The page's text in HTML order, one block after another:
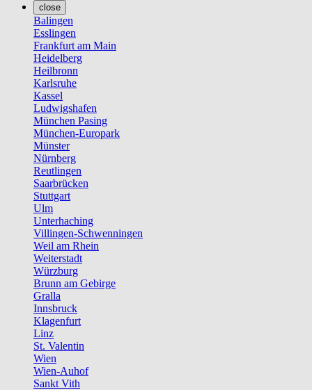
close
Balingen
Esslingen
Frankfurt am Main
Heidelberg
Heilbronn
Karlsruhe
Kassel
Ludwigshafen
München Pasing
München-Europark
Münster
Nürnberg
Reutlingen
Saarbrücken
Stuttgart
Ulm
Unterhaching
Villingen-Schwenningen
Weil am Rhein
Weiterstadt
Würzburg
Brunn am Gebirge
Gralla
Innsbruck
Klagenfurt
Linz
St. Valentin
Wien
Wien-Auhof
Sankt Vith